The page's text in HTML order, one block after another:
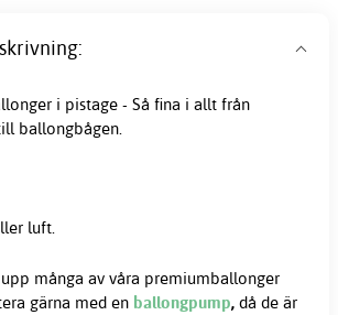
i pistage - Så fina i allt från
ballongbågen.
luft.
många av våra premiumballonger
gärna med en ballongpump, då de är